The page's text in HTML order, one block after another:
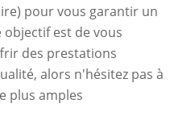
pour vous garantir un
est de vous
des prestations
alors n'hésitez pas à
plus amples